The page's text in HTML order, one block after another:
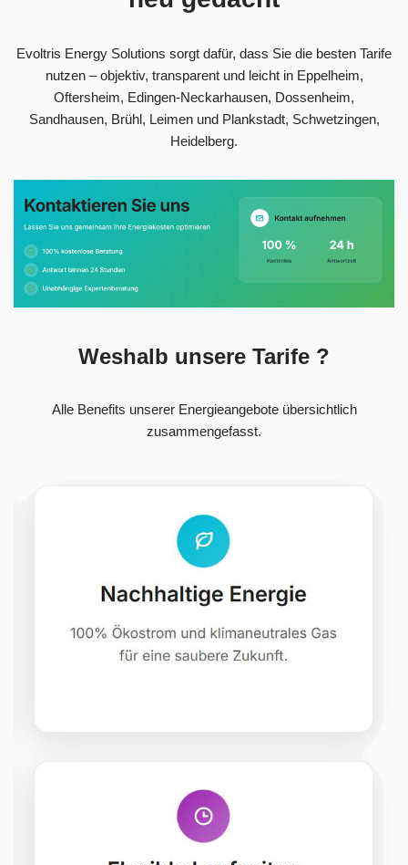
Evoltris Energy Solutions sorgt dafür, dass Sie die besten Tarife
nutzen – objektiv, transparent und leicht in Eppelheim,
Oftersheim, Edingen-Neckarhausen, Dossenheim,
Sandhausen, Brühl, Leimen und Plankstadt, Schwetzingen,
Heidelberg.
Weshalb unsere Tarife ?
Alle Benefits unserer Energieangebote übersichtlich
zusammengefasst.